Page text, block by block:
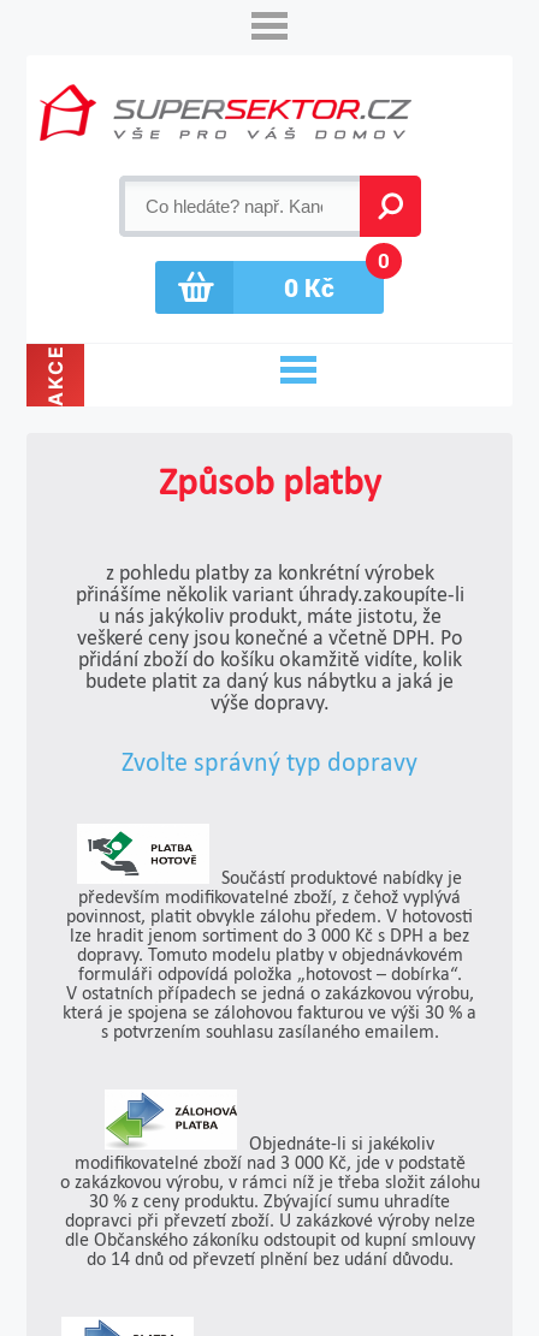
0Kč
0
AKCE
Způsob platby
z pohledu platby za konkrétní výrobek
přinášíme několik variant úhrady.zakoupíte-li
u nás jakýkoliv produkt, máte jistotu, že
veškeré ceny jsou konečné a včetně DPH. Po
přidání zboží do košíku okamžitě vidíte, kolik
budete platit za daný kus nábytku a jaká je
výše dopravy.
Zvolte správný typ dopravy
Součástí produktové nabídky je
především modifikovatelné zboží, z čehož vyplývá
povinnost, platit obvykle zálohu předem. V hotovosti
lze hradit jenom sortiment do 3 000 Kč s DPH a bez
dopravy. Tomuto modelu platby v objednávkovém
formuláři odpovídá položka „hotovost – dobírka“.
V ostatních případech se jedná o zakázkovou výrobu,
která je spojena se zálohovou fakturou ve výši 30 % a
s potvrzením souhlasu zasílaného emailem.
Objednáte-li si jakékoliv
modifikovatelné zboží nad 3 000 Kč, jde v podstatě
o zakázkovou výrobu, v rámci níž je třeba složit zálohu
30 % z ceny produktu. Zbývající sumu uhradíte
dopravci při převzetí zboží. U zakázkové výroby nelze
dle Občanského zákoníku odstoupit od kupní smlouvy
do 14 dnů od převzetí plnění bez udání důvodu.